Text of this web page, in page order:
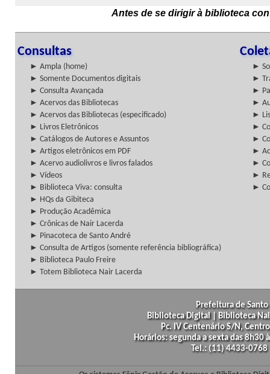
Antes de se dirigir à biblioteca
Consultas
► Ampla (home)
►
► Somente Documentos digitais
►
► Consulta Avançada
►
► Acervos das Bibliotecas
►
► Acervos das Bibliotecas (especificado)
►
► Livros Eletrônicos
►
► Catálogos de Autores e Assuntos
►
► Artigos eletrônicos em PDF
►
► Acervo audiolivros e livros falados
►
► Vídeos
►
► Biblioteca Viva: consulta
►
► HQs da Gibiteca
► Produção Acadêmica
► Crônicas de Nair Lacerda
► Pinacoteca de Santo André
► Consulta de Artigos (somente referência bibliográfica)
► Biblioteca Paulo Freire
► Totem Biblioteca Nair Lacerda
Prefeitura de
Biblioteca Digital | Biblioteca
Pc. IV Centenário S/N,
Horários: segunda a sexta das
Tel.: (11) 4433-